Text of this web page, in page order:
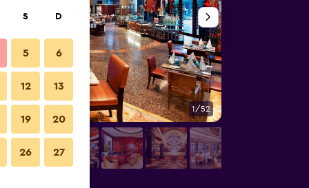
1/52
S D
5 6
12 13
19 20
26 27